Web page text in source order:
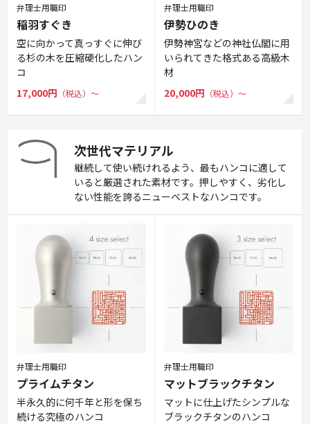
弁理士用職印
稲羽すぐき
空に向かって真っすぐに伸び
る杉の木を圧縮硬化したハン
コ
17,000円 （税込）〜
弁理士用職印
伊勢ひのき
伊勢神宮などの神社仏閣に用
いられてきた格式ある高級木
材
20,000円 （税込）〜
次世代マテリアル
継続して使い続けれるよう、最もハンコに適して
いると厳選された素材です。押しやすく、劣化し
ない性能を誇るニューベストなハンコです。
弁理士用職印
プライムチタン
半永久的に何千年と形を保ち
続ける究極のハンコ
弁理士用職印
マットブラックチタン
マットに仕上げたシンプルな
ブラックチタンのハンコ